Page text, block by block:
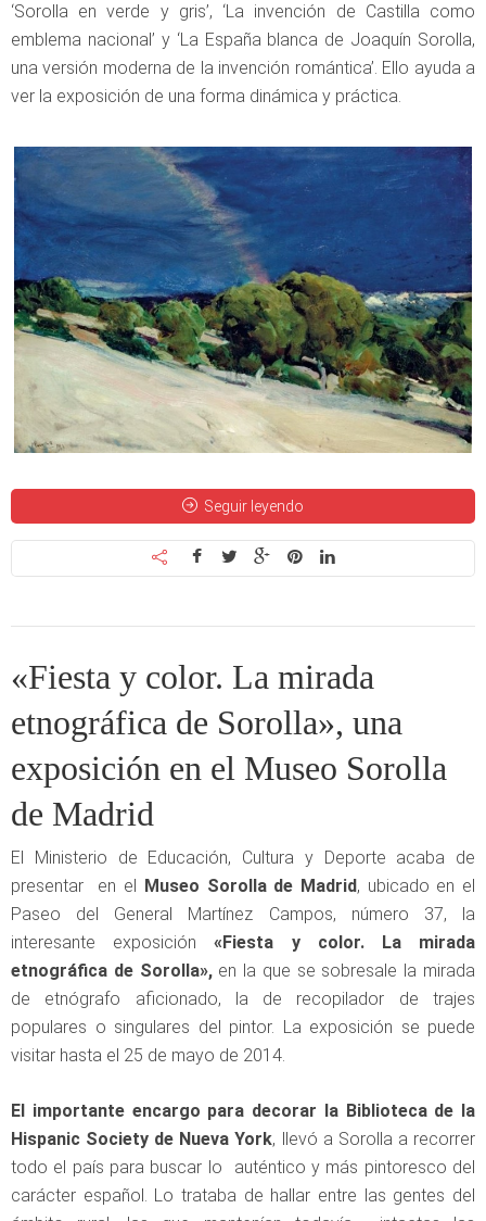
‘Sorolla en verde y gris’, ‘La invención de Castilla como
emblema nacional’ y ‘La España blanca de Joaquín Sorolla,
una versión moderna de la invención romántica’. Ello ayuda a
ver la exposición de una forma dinámica y práctica.
Seguir leyendo
«Fiesta y color. La mirada
etnográfica de Sorolla», una
exposición en el Museo Sorolla
de Madrid
El Ministerio de Educación, Cultura y Deporte acaba de
presentar en el
Museo Sorolla de Madrid, ubicado en el
Paseo del General Martínez Campos, número 37, la
interesante exposición «Fiesta y color. La mirada
etnográfica de Sorolla»,en la que se sobresale la mirada
de etnógrafo aficionado, la de recopilador de trajes
populares o singulares del pintor. La exposición se puede
visitar hasta el 25 de mayo de 2014.
El importante encargo para decorar la Biblioteca de la
Hispanic Society de Nueva York, llevó a Sorolla a recorrer
todo el país para buscar lo auténtico y más pintoresco del
carácter español. Lo trataba de hallar entre las gentes del